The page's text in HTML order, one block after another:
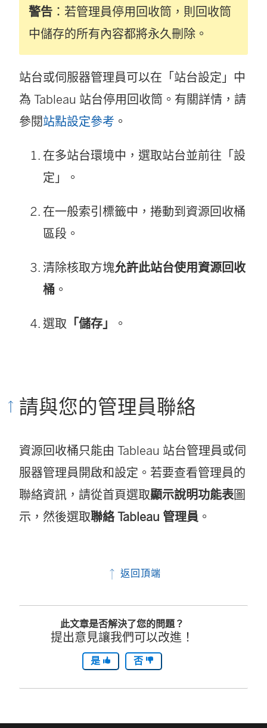
警告 ：若管理員停用回收筒，則回收筒
中儲存的所有內容都將永久刪除。
站台或伺服器管理員可以在「站台設定」中
為 Tableau 站台停用回收筒。有關詳情，請
參閱站點設定參考 。
在多站台環境中，選取站台並前往「設
定」。
在一般索引標籤中，捲動到資源回收桶
區段。
清除核取方塊允許此站台使用資源回收
桶 。
選取 「儲存」 。
請與您的管理員聯絡
資源回收桶只能由 Tableau 站台管理員或伺
服器管理員開啟和設定。若要查看管理員的
聯絡資訊，請從首頁選取顯示說明功能表圖
示，然後選取聯絡 Tableau 管理員 。
返回頂端
此文章是否解決了您的問題？
提出意見讓我們可以改進！
是 否